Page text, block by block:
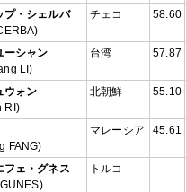
プ・シェルバ
チェコ 58.60
ーシャン
LI)
台湾 57.87
ウォン
RI)
北朝鮮 55.10
FANG)
マレーシア 45.61
フェ・グネス
トルコ